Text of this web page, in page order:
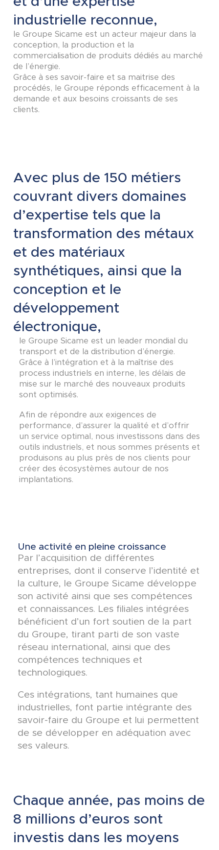
industrielle reconnue,
le Groupe Sicame est un acteur majeur dans la
conception, la production et la
commercialisation de produits dédiés au marché
de l’énergie.
Grâce à ses savoir-faire et sa maitrise des
procédés, le Groupe réponds efficacement à la
demande et aux besoins croissants de ses
clients.
Avec plus de 150 métiers
couvrant divers domaines
d’expertise tels que la
transformation des métaux
et des matériaux
synthétiques, ainsi que la
conception et le
développement
électronique,
le Groupe Sicame est un leader mondial du
transport et de la distribution d’énergie.
Grâce à l’intégration et à la maîtrise des
process industriels en interne, les délais de
mise sur le marché des nouveaux produits
sont optimisés.
Afin de répondre aux exigences de
performance, d’assurer la qualité et d’offrir
un service optimal, nous investissons dans des
outils industriels, et nous sommes présents et
produisons au plus près de nos clients pour
créer des écosystèmes autour de nos
implantations.
Une activité en pleine croissance
Par l’acquisition de différentes
entreprises, dont il conserve l’identité et
la culture, le Groupe Sicame développe
son activité ainsi que ses compétences
et connaissances. Les filiales intégrées
bénéficient d’un fort soutien de la part
du Groupe, tirant parti de son vaste
réseau international, ainsi que des
compétences techniques et
technologiques.
Ces intégrations, tant humaines que
industrielles, font partie intégrante des
savoir-faire du Groupe et lui permettent
de se développer en adéquation avec
ses valeurs.
Chaque année, pas moins de
8 millions d’euros sont
investis dans les moyens